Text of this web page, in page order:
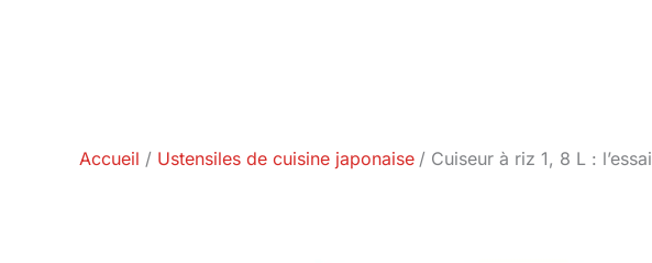
Accueil Ustensiles de cuisine japonaise Cuiseur à riz 1, 8 L :